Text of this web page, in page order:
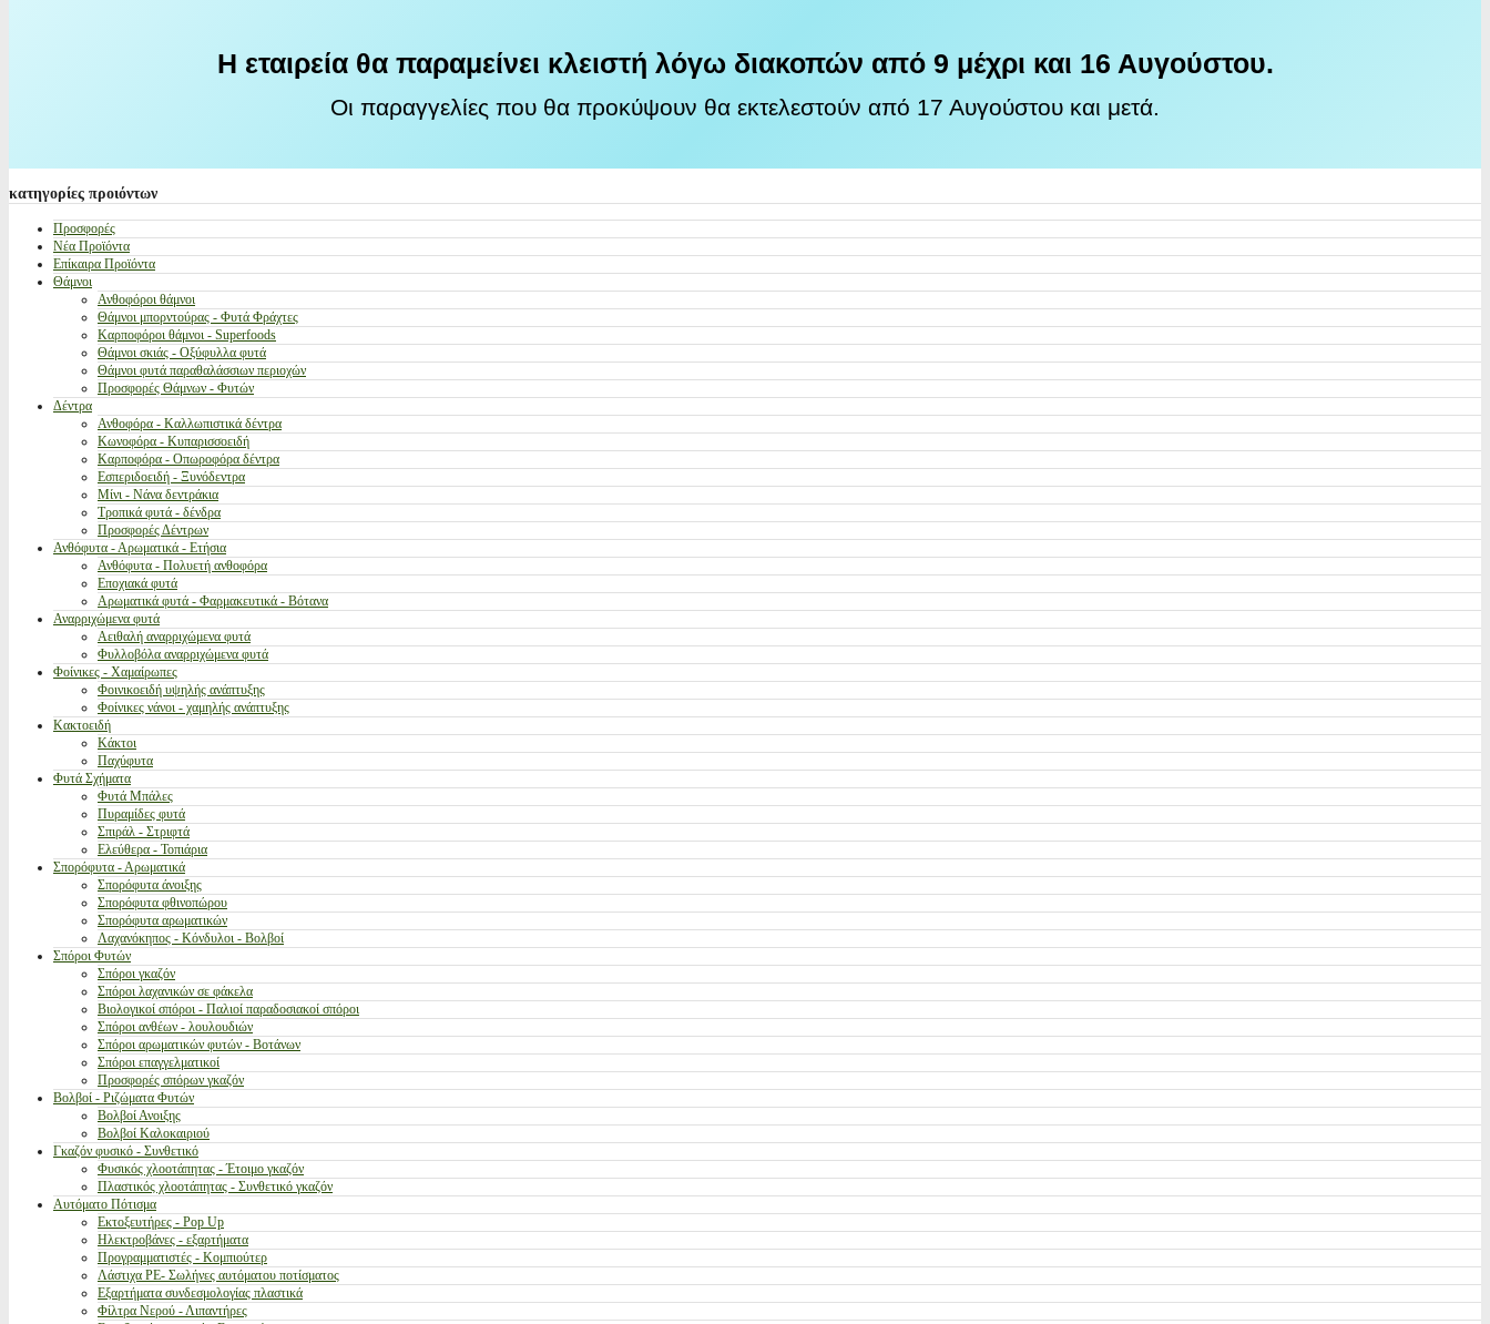
Η εταιρεία θα παραμείνει κλειστή λόγω διακοπών από 9 μέχρι και 16 Αυγούστου.
Οι παραγγελίες που θα προκύψουν θα εκτελεστούν από 17 Αυγούστου και μετά.
κατηγορίες προιόντων
Προσφορές
Νέα Προϊόντα
Επίκαιρα Προϊόντα
Θάμνοι
Ανθοφόροι θάμνοι
Θάμνοι μπορντούρας - Φυτά Φράχτες
Καρποφόροι θάμνοι - Superfoods
Θάμνοι σκιάς - Οξύφυλλα φυτά
Θάμνοι φυτά παραθαλάσσιων περιοχών
Προσφορές Θάμνων - Φυτών
Δέντρα
Ανθοφόρα - Καλλωπιστικά δέντρα
Κωνοφόρα - Κυπαρισσοειδή
Καρποφόρα - Οπωροφόρα δέντρα
Εσπεριδοειδή - Ξυνόδεντρα
Μίνι - Νάνα δεντράκια
Τροπικά φυτά - δένδρα
Προσφορές Δέντρων
Ανθόφυτα - Αρωματικά - Ετήσια
Ανθόφυτα - Πολυετή ανθοφόρα
Εποχιακά φυτά
Αρωματικά φυτά - Φαρμακευτικά - Βότανα
Αναρριχώμενα φυτά
Αειθαλή αναρριχώμενα φυτά
Φυλλοβόλα αναρριχώμενα φυτά
Φοίνικες - Χαμαίρωπες
Φοινικοειδή υψηλής ανάπτυξης
Φοίνικες νάνοι - χαμηλής ανάπτυξης
Κακτοειδή
Κάκτοι
Παχύφυτα
Φυτά Σχήματα
Φυτά Μπάλες
Πυραμίδες φυτά
Σπιράλ - Στριφτά
Ελεύθερα - Τοπιάρια
Σπορόφυτα - Αρωματικά
Σπορόφυτα άνοιξης
Σπορόφυτα φθινοπώρου
Σπορόφυτα αρωματικών
Λαχανόκηπος - Κόνδυλοι - Βολβοί
Σπόροι Φυτών
Σπόροι γκαζόν
Σπόροι λαχανικών σε φάκελα
Βιολογικοί σπόροι - Παλιοί παραδοσιακοί σπόροι
Σπόροι ανθέων - λουλουδιών
Σπόροι αρωματικών φυτών - Βοτάνων
Σπόροι επαγγελματικοί
Προσφορές σπόρων γκαζόν
Βολβοί - Ριζώματα Φυτών
Βολβοί Ανοιξης
Βολβοί Καλοκαιριού
Γκαζόν φυσικό - Συνθετικό
Φυσικός χλοοτάπητας - Έτοιμο γκαζόν
Πλαστικός χλοοτάπητας - Συνθετικό γκαζόν
Αυτόματο Πότισμα
Εκτοξευτήρες - Pop Up
Ηλεκτροβάνες - εξαρτήματα
Προγραμματιστές - Κομπιούτερ
Λάστιχα PE- Σωλήνες αυτόματου ποτίσματος
Εξαρτήματα συνδεσμολογίας πλαστικά
Φίλτρα Νερού - Λιπαντήρες